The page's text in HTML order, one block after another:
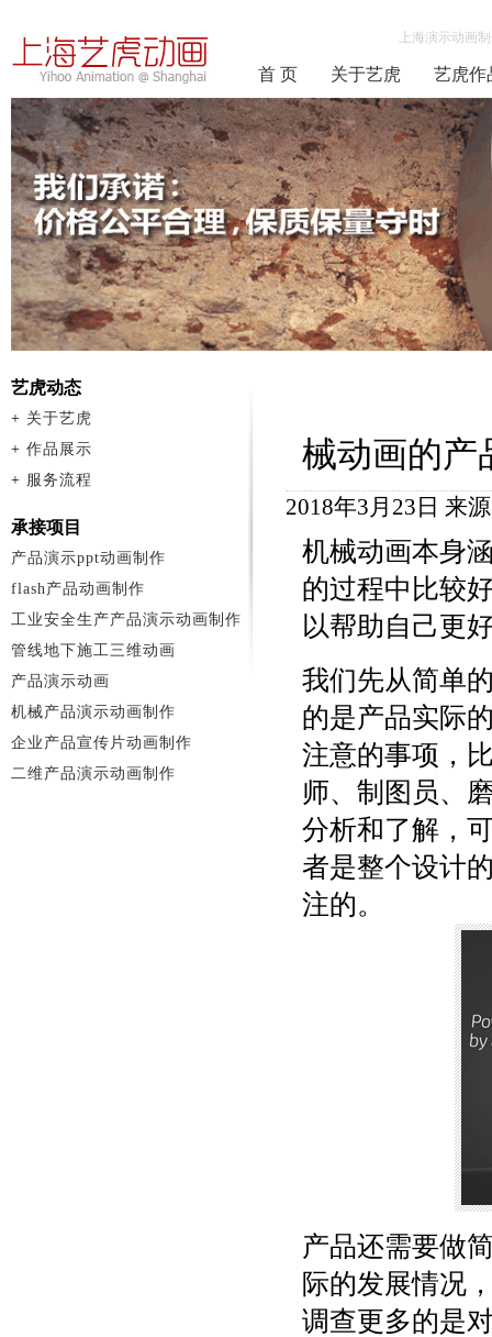
上海演示动画
首 页 关于艺虎 艺虎作
械动画的产
2018年3月23日 来
机械动画本身
的过程中比较
以帮助自己更
我们先从简单
的是产品实际
注意的事项，
师、制图员、
分析和了解，
者是整个设计
注的。
产品还需要做
际的发展情况
调查更多的是
艺虎动态
+ 关于艺虎
+ 作品展示
+ 服务流程
承接项目
产品演示ppt动画制作
flash产品动画制作
工业安全生产产品演示动画制作
管线地下施工三维动画
产品演示动画
机械产品演示动画制作
企业产品宣传片动画制作
二维产品演示动画制作